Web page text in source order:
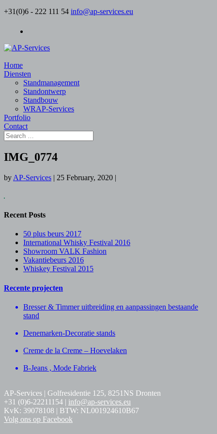
+31(0)6 - 222 111 54 info@ap-services.eu
Home
Diensten
Standmanagement
Standontwerp
Standbouw
WRAP-Services
Portfolio
Contact
IMG_0774
by AP-Services | 25 February, 2020 |
Recent Posts
50 plus beurs 2017
International Whisky Festival 2016
Showroom VALK Fashion
Vakantiebeurs 2016
Whiskey Festival 2015
Recente projecten
Bresser & Timmer uitbreiding en aanpassingen bestaande
stand
Denemarken-Decoratie stands
Creme de la Creme – Hoevelaken
B-Jeans , Mode Fabriek
AP-Services | Golfresidentie 125, 8251NS Dronten
+31 (0)6-22211154 | info@ap-services.eu
KvK: 39078108 | BTW: NL001924610B67
Volg ons op Facebook